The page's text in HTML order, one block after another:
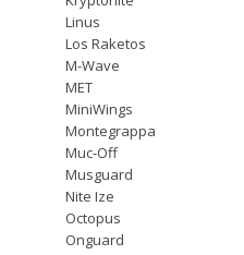
Linus
Los Raketos
M-Wave
MET
MiniWings
Montegrappa
Muc-Off
Musguard
Nite Ize
Octopus
Onguard